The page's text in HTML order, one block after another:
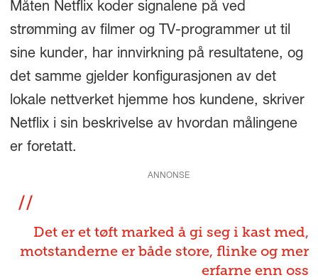
Måten Netflix koder signalene på ved
strømming av filmer og TV-programmer ut til
sine kunder, har innvirkning på resultatene, og
det samme gjelder konfigurasjonen av det
lokale nettverket hjemme hos kundene, skriver
Netflix i sin beskrivelse av hvordan målingene
er foretatt.
ANNONSE
Det er et tøft marked å gi seg i kast med,
motstanderne er både store, flinke og mer
erfarne enn oss